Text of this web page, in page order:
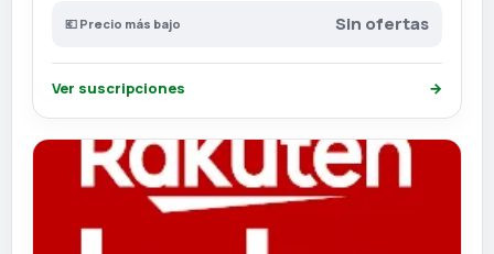
💶 Precio más bajo Sin ofertas
Ver suscripciones →